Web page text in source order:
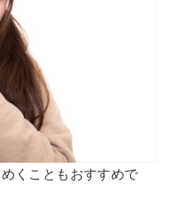
くこともおすすめで